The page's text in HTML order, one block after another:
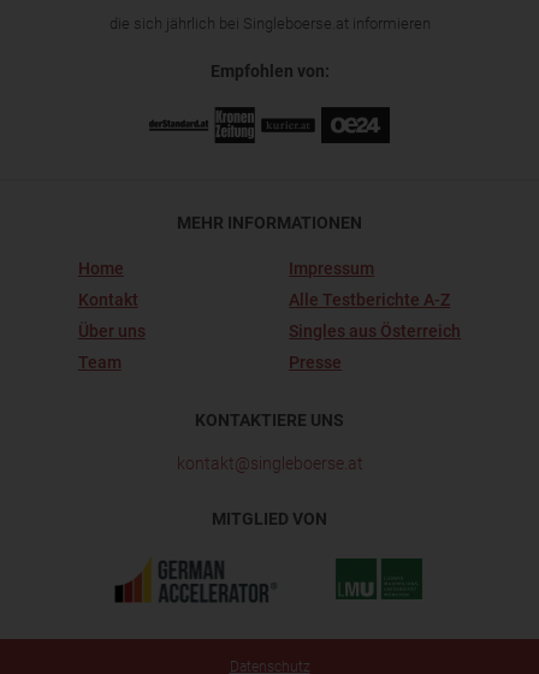
die sich jährlich bei Singleboerse.at informieren
Empfohlen von:
MEHR INFORMATIONEN
Home
Kontakt
Über uns
Team
Impressum
Alle Testberichte A-Z
Singles aus Österreich
Presse
KONTAKTIERE UNS
kontakt@singleboerse.at
MITGLIED VON
Datenschutz